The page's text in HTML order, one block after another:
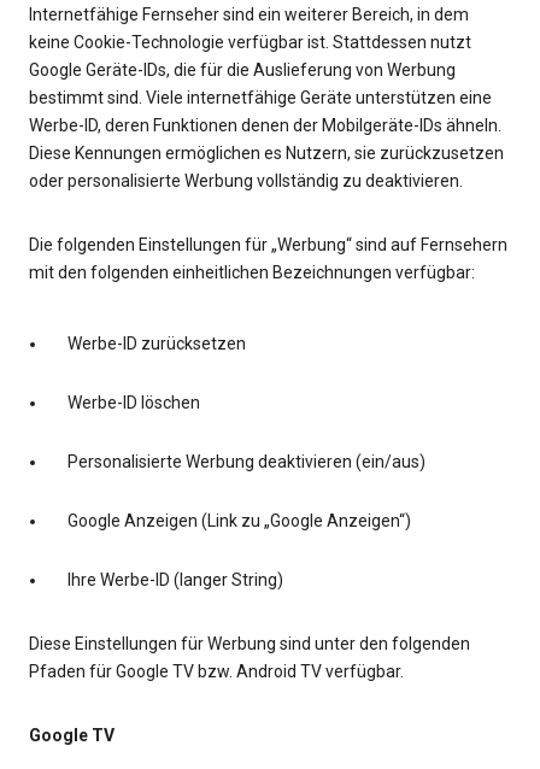
Internetfähige Fernseher sind ein weiterer Bereich, in dem
keine Cookie-Technologie verfügbar ist. Stattdessen nutzt
Google Geräte-IDs, die für die Auslieferung von Werbung
bestimmt sind. Viele internetfähige Geräte unterstützen eine
Werbe-ID, deren Funktionen denen der Mobilgeräte-IDs ähneln.
Diese Kennungen ermöglichen es Nutzern, sie zurückzusetzen
oder personalisierte Werbung vollständig zu deaktivieren.
Die folgenden Einstellungen für „Werbung“ sind auf Fernsehern
mit den folgenden einheitlichen Bezeichnungen verfügbar:
Werbe-ID zurücksetzen
Werbe-ID löschen
Personalisierte Werbung deaktivieren (ein/aus)
Google Anzeigen (Link zu „Google Anzeigen“)
Ihre Werbe-ID (langer String)
Diese Einstellungen für Werbung sind unter den folgenden
Pfaden für Google TV bzw. Android TV verfügbar.
Google TV